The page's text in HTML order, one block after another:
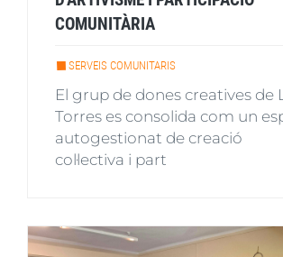
COMUNITÀRIA
SERVEIS COMUNITARIS
El grup de dones creatives de
Torres es consolida com un
autogestionat de creació
col·lectiva i part